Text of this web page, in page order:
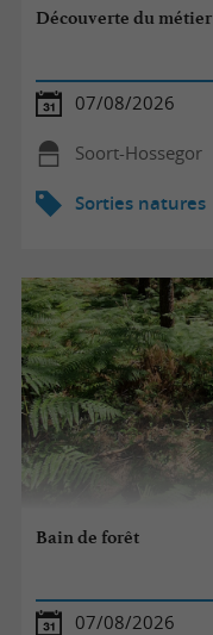
Découverte du
07/08/2026
Soort-Hossegor
Sorties natures
Bain de forêt
07/08/2026